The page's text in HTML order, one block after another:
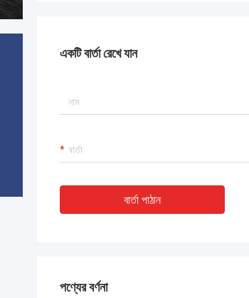
একটি বার্তা রেখে যান
বার্তা পাঠান
পণ্যের বর্ণনা